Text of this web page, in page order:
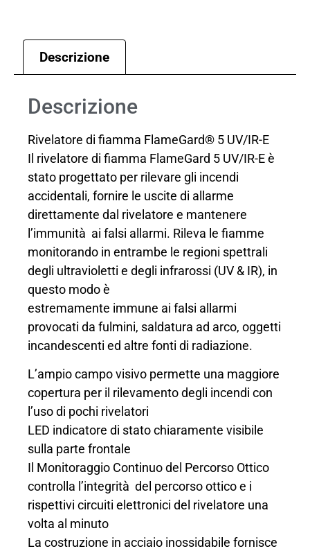
Descrizione
Descrizione
Rivelatore di fiamma FlameGard® 5 UV/IR-E
Il rivelatore di fiamma FlameGard 5 UV/IR-E è
stato progettato per rilevare gli incendi
accidentali, fornire le uscite di allarme
direttamente dal rivelatore e mantenere
l’immunità ai falsi allarmi. Rileva le fiamme
monitorando in entrambe le regioni spettrali
degli ultravioletti e degli infrarossi (UV & IR), in
questo modo è
estremamente immune ai falsi allarmi
provocati da fulmini, saldatura ad arco, oggetti
incandescenti ed altre fonti di radiazione.
L’ampio campo visivo permette una maggiore
copertura per il rilevamento degli incendi con
l’uso di pochi rivelatori
LED indicatore di stato chiaramente visibile
sulla parte frontale
Il Monitoraggio Continuo del Percorso Ottico
controlla l’integrità del percorso ottico e i
rispettivi circuiti elettronici del rivelatore una
volta al minuto
La costruzione in acciaio inossidabile fornisce